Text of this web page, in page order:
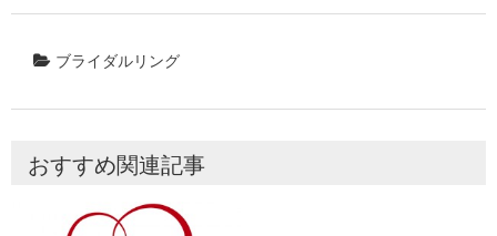
ブライダルリング
おすすめ関連記事